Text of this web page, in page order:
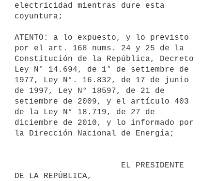
electricidad mientras dure esta
coyuntura;
ATENTO: a lo expuesto, y lo previsto
por el art. 168 nums. 24 y 25 de la
Constitución de la República, Decreto
Ley N° 14.694, de 1° de setiembre de
1977, Ley N°. 16.832, de 17 de junio
de 1997, Ley N° 18597, de 21 de
setiembre de 2009, y el artículo 403
de la Ley N° 18.719, de 27 de
diciembre de 2010, y lo informado por
la Dirección Nacional de Energía;
DE LA REPÚBLICA,